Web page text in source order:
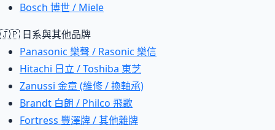
Bosch 博世 / Miele
🇯🇵 日系與其他品牌
Panasonic 樂聲 / Rasonic 樂信
Hitachi 日立 / Toshiba 東芝
Zanussi 金章 (維修 / 換軸承)
Brandt 白朗 / Philco 飛歌
Fortress 豐澤牌 / 其他雜牌